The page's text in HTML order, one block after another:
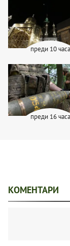
преди 10 часа
преди 16 часа
КОМЕНТАРИ